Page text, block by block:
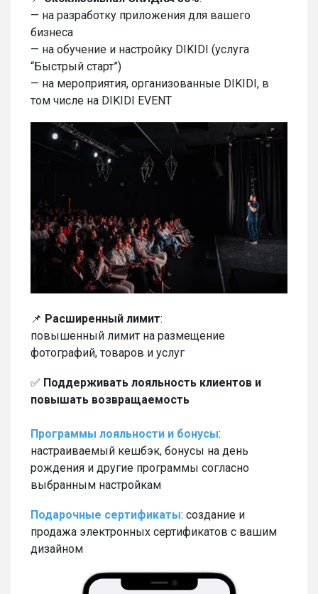
— на разработку приложения для вашего
бизнеса
— на обучение и настройку DIKIDI (услуга
“Быстрый старт”)
— на мероприятия, организованные DIKIDI, в
том числе на DIKIDI EVENT
📌 Расширенный лимит:
повышенный лимит на размещение
фотографий, товаров и услуг
✅ Поддерживать лояльность клиентов и
повышать возвращаемость
Программы лояльности и бонусы:
настраиваемый кешбэк, бонусы на день
рождения и другие программы согласно
выбранным настройкам
Подарочные сертификаты: создание и
продажа электронных сертификатов с вашим
дизайном